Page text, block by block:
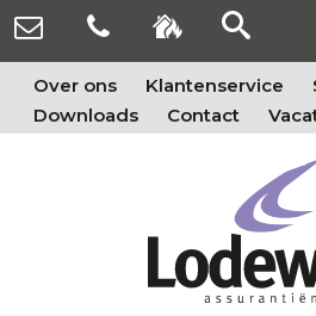
Over ons Klantenservice
Downloads
Contact